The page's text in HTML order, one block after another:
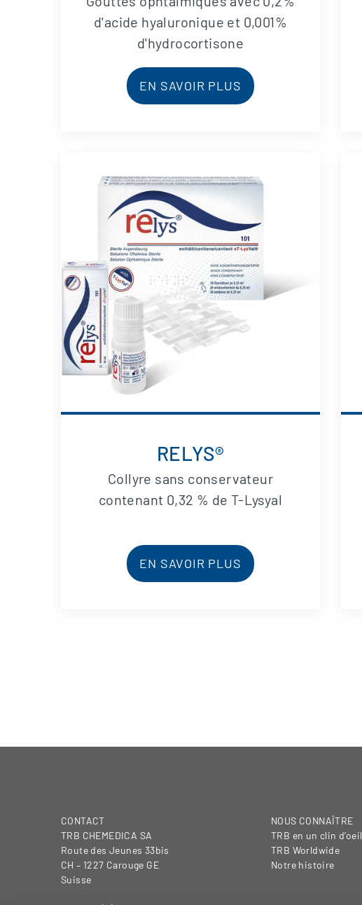
d'acide hyaluronique et 0,001%
d'hydrocortisone
EN SAVOIR PLUS
RELYS®
Collyre sans conservateur
contenant 0,32 % de T-Lysyal
EN SAVOIR PLUS
CONTACT
TRB CHEMEDICA SA
Route des Jeunes 33bis
CH – 1227 Carouge GE
Suisse
NOUS CONNAÎTRE
TRB en un clin d’oeil
TRB Worldwide
Notre histoire